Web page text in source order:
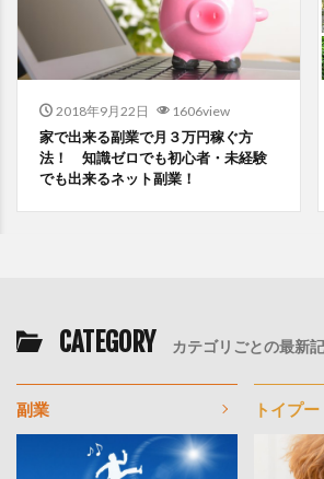
2018年9月22日 1606view
家で出来る副業で月３万円稼ぐ方
法！ 知識ゼロでも初心者・未経験
でも出来るネット副業！
CATEGORY カテゴリごとの最新
副業 トイプ